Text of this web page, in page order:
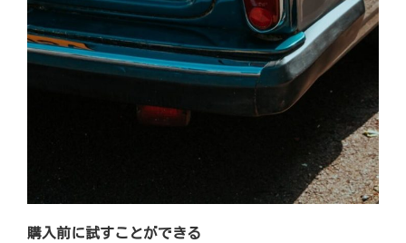
購入前に試すことができる